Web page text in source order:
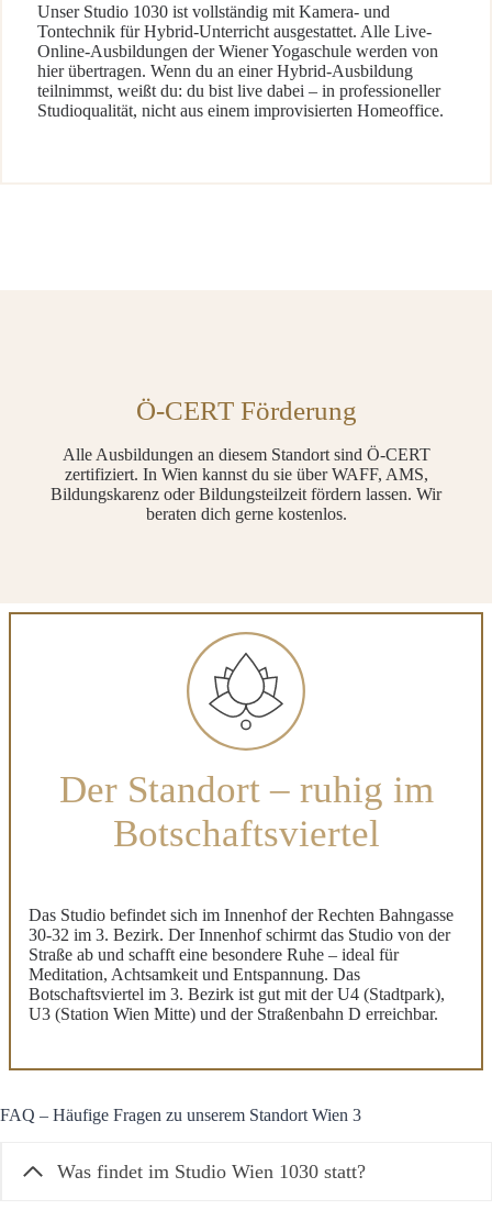
Unser Studio 1030 ist vollständig mit Kamera- und
Tontechnik für Hybrid-Unterricht ausgestattet. Alle Live-
Online-Ausbildungen der Wiener Yogaschule werden von
hier übertragen. Wenn du an einer Hybrid-Ausbildung
teilnimmst, weißt du: du bist live dabei – in professioneller
Studioqualität, nicht aus einem improvisierten Homeoffice.
Ö-CERT Förderung
Alle Ausbildungen an diesem Standort sind Ö-CERT
zertifiziert. In Wien kannst du sie über WAFF, AMS,
Bildungskarenz oder Bildungsteilzeit fördern lassen. Wir
beraten dich gerne kostenlos.
Der Standort – ruhig im
Botschaftsviertel
Das Studio befindet sich im Innenhof der Rechten Bahngasse
30-32 im 3. Bezirk. Der Innenhof schirmt das Studio von der
Straße ab und schafft eine besondere Ruhe – ideal für
Meditation, Achtsamkeit und Entspannung. Das
Botschaftsviertel im 3. Bezirk ist gut mit der U4 (Stadtpark),
U3 (Station Wien Mitte) und der Straßenbahn D erreichbar.
FAQ – Häufige Fragen zu unserem Standort Wien 3
Was findet im Studio Wien 1030 statt?